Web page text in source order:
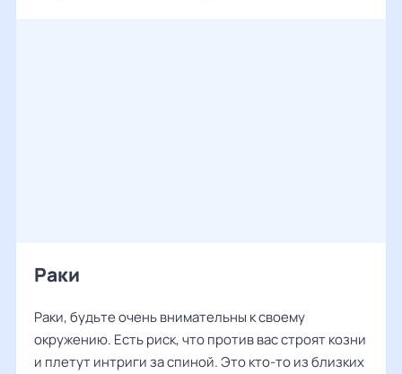
Раки
Раки, будьте очень внимательны к своему
окружению. Есть риск, что против вас строят козни
и плетут интриги за спиной. Это кто-то из близких